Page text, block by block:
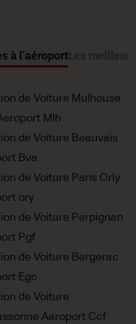
à l'aéroportLes
de Voiture Mulhouse
Mlh
de Voiture Beauvais
Bva
de Voiture Paris Orly
ory
de Voiture Perpignan
Pgf
de Voiture Bergerac
Egc
de Voiture
Aeroport Ccf